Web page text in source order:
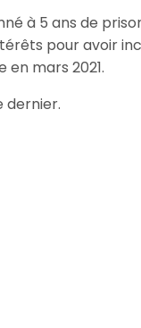
à 5 ans de
pour avoir
mars 2021.
dernier.